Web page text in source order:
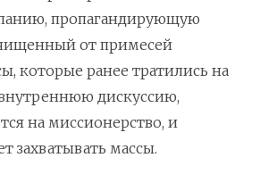
пропагандирующую
от примесей
которые ранее тратились на
дискуссию,
на миссионерство, и
захватывать массы.